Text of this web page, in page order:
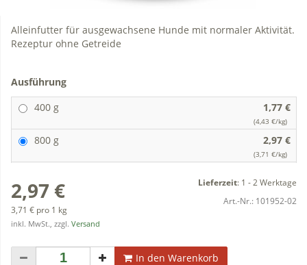
Alleinfutter für ausgewachsene Hunde mit normaler Aktivität.
Rezeptur ohne Getreide
Ausführung
400 g
1,77 €
(4,43 €/kg)
800 g 2,97 €
(3,71 €/kg)
2,97 €
3,71 € pro 1 kg
inkl. MwSt., zzgl. Versand
Lieferzeit: 1 - 2 Werktage
Art.-Nr.: 101952-02
In den Warenkorb